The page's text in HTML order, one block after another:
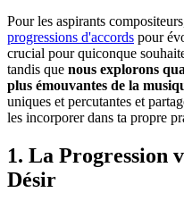
Pour les aspirants
progressions d'accords pour
crucial pour quiconque
tandis que nous explorons
plus émouvantes de la
uniques et percutantes et
les incorporer dans ta propre
1. La Progression
Désir